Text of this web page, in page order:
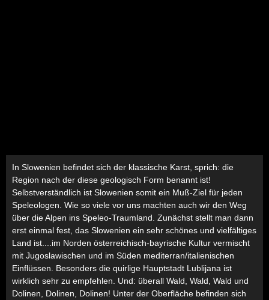
In Slowenien befindet sich der klassische Karst, sprich: die
Region nach der diese geologisch Form benannt ist!
Selbstverständlich ist Slowenien somit ein Muß-Ziel für jeden
Speleologen. Wie so viele vor uns machten auch wir den Weg
über die Alpen ins Speleo-Traumland. Zunächst stellt man dann
erst einmal fest, das Slowenien ein sehr schönes und vielfältiges
Land ist....im Norden österreichisch-bayrische Kultur vermischt
mit Jugoslawischen und im Süden mediterran/italienischen
Einflüssen. Besonders die quirlige Hauptstadt Lublijana ist
wirklich sehr zu empfehlen. Und: überall Wald, Wald, Wald und
Dolinen, Dolinen, Dolinen! Unter der Oberfläche befinden sich